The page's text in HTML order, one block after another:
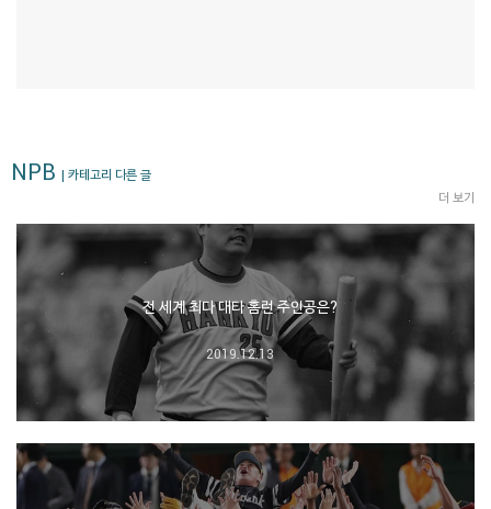
NPB | 카테고리 다른 글
더 보기
전 세계 최다 대타 홈런 주인공은?
2019.12.13